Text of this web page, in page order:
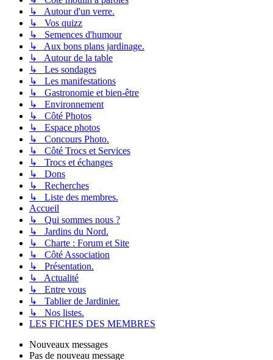
↳ Autour d'un verre.
↳ Vos quizz
↳ Semences d'humour
↳ Aux bons plans jardinage.
↳ Autour de la table
↳ Les sondages
↳ Les manifestations
↳ Gastronomie et bien-être
↳ Environnement
↳ Côté Photos
↳ Espace photos
↳ Concours Photo.
↳ Côté Trocs et Services
↳ Trocs et échanges
↳ Dons
↳ Recherches
↳ Liste des membres.
Accueil
↳ Qui sommes nous ?
↳ Jardins du Nord.
↳ Charte : Forum et Site
↳ Côté Association
↳ Présentation.
↳ Actualité
↳ Entre vous
↳ Tablier de Jardinier.
↳ Nos listes.
LES FICHES DES MEMBRES
Nouveaux messages
Pas de nouveau message